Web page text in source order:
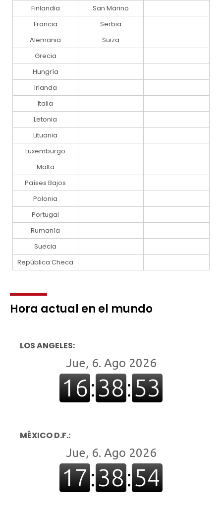
Finlandia
San Marino
Francia
Serbia
Alemania
Suiza
Grecia
Hungría
Irlanda
Italia
Letonia
Lituania
Luxemburgo
Malta
Países Bajos
Polonia
Portugal
Rumanía
Suecia
República Checa
Hora actual en el mundo
LOS ANGELES:
MÉXICO D.F.: